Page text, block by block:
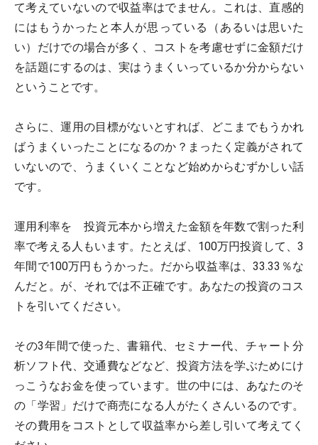
て考えていないので収益率はでません。これは、直感的
にはもうかったと本人が思っている（あるいは思いた
い）だけでの場合が多く、コストを考慮せずに金額だけ
を話題にするのは、実はうまくいっているか分からない
ということです。
さらに、運用の目標がないとすれば、どこまでもうかれ
ばうまくいったことになるのか？まったく定義がされて
いないので、うまくいくことなど始めからむずかしい話
です。
運用利率を 投資元本から増えた金額を年数で割った利
率で考える人もいます。たとえば、100万円投資して、3
年間で100万円もうかった。だから収益率は、33.33％な
んだと。が、それでは不正確です。あなたの投資のコス
トを引いてください。
その3年間で使った、書籍代、セミナー代、チャート分
析ソフト代、交通費などなど、投資方法を学ぶためにけ
っこうなお金を使っています。世の中には、あなたのそ
の「学習」だけで商売になる人がたくさんいるのです。
その費用をコストとして収益率から差し引いて考えてく